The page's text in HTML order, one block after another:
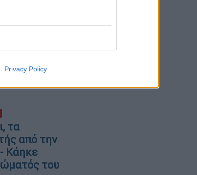
Privacy Policy
δέματα με
τα
από την
Κάηκε
του